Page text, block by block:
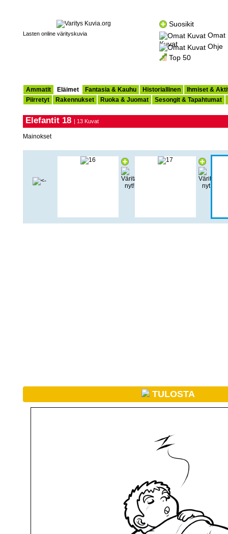
Lasten online värityskuvia
Suosikit
Omat
Kuvat
Ohje
Top 50
Ammatit Eläimet Fantasia & Kauhu Historiallinen
Ihmiset &
Piirretyt
Rakennukset Ruoka & Juomat Sesongit & Tapahtumat
Elefantit 18 | 13 Kuvat
Mainokset
TULOSTA